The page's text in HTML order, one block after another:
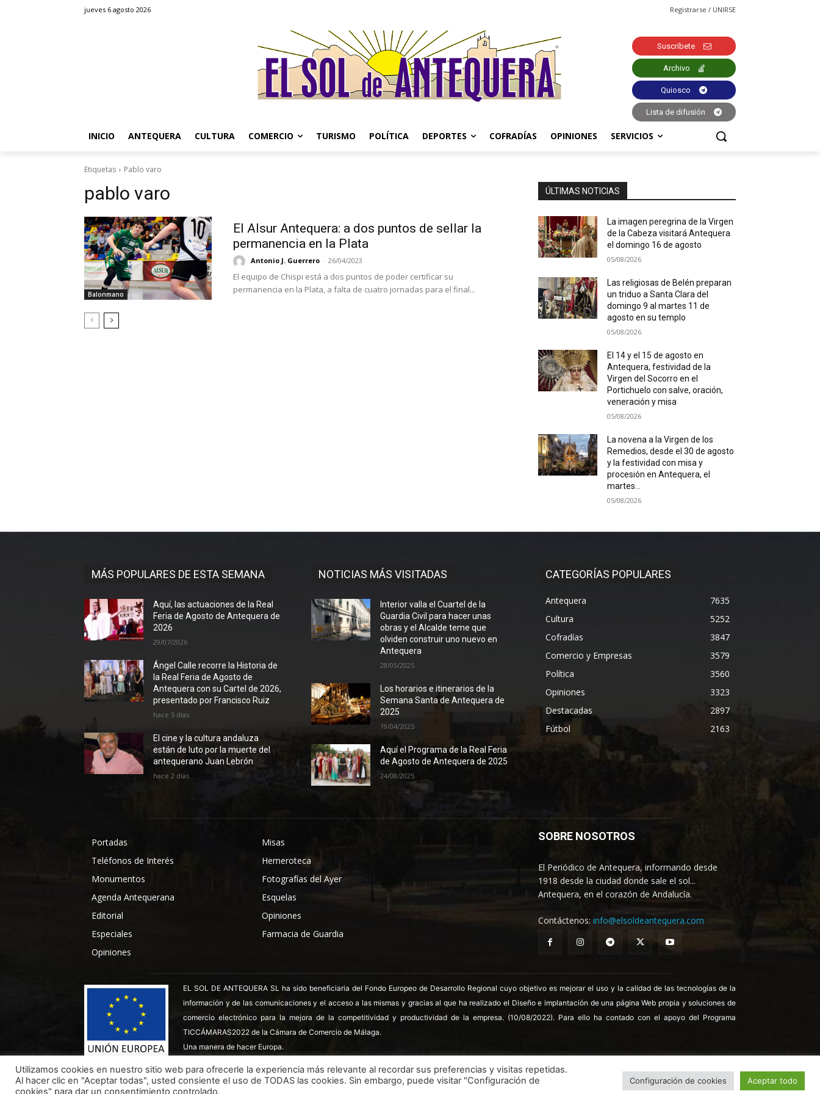
jueves 6 agosto 2026 Registrarse / UNIRSE
Suscríbete
Archivo
Quiosco
Lista de difusión
INICIO ANTEQUERA CULTURA COMERCIO TURISMO POLÍTICA DEPORTES COFRADÍAS OPINIONES SERVICIOS
Etiquetas Pablo varo
pablo varo
Balonmano
El Alsur Antequera: a dos puntos de sellar la
permanencia en la Plata
Antonio J. Guerrero - 26/04/2023
El equipo de Chispi está a dos puntos de poder certificar su
permanencia en la Plata, a falta de cuatro jornadas para el final...
ÚLTIMAS NOTICIAS
La imagen peregrina de la Virgen
de la Cabeza visitará Antequera
el domingo 16 de agosto
05/08/2026
Las religiosas de Belén preparan
un triduo a Santa Clara del
domingo 9 al martes 11 de
agosto en su templo
05/08/2026
El 14 y el 15 de agosto en
Antequera, festividad de la
Virgen del Socorro en el
Portichuelo con salve, oración,
veneración y misa
05/08/2026
La novena a la Virgen de los
Remedios, desde el 30 de agosto
y la festividad con misa y
procesión en Antequera, el
martes...
05/08/2026
MÁS POPULARES DE ESTA SEMANA
Aquí, las actuaciones de la Real
Feria de Agosto de Antequera de
2026
29/07/2026
Ángel Calle recorre la Historia de
la Real Feria de Agosto de
Antequera con su Cartel de 2026,
presentado por Francisco Ruiz
hace 5 días
El cine y la cultura andaluza
están de luto por la muerte del
antequerano Juan Lebrón
hace 2 días
NOTICIAS MÁS VISITADAS
Interior valla el Cuartel de la
Guardia Civil para hacer unas
obras y el Alcalde teme que
olviden construir uno nuevo en
Antequera
28/05/2025
Los horarios e itinerarios de la
Semana Santa de Antequera de
2025
19/04/2025
Aquí el Programa de la Real Feria
de Agosto de Antequera de 2025
24/08/2025
CATEGORÍAS POPULARES
Antequera
7635
Cultura
5252
Cofradías
3847
Comercio y Empresas
3579
Política
3560
Opiniones
3323
Destacadas
2897
Fútbol
2163
Portadas
Teléfonos de Interés
Monumentos
Agenda Antequerana
Editorial
Especiales
Opiniones
Misas
Hemeroteca
Fotografías del Ayer
Esquelas
Opiniones
Farmacia de Guardia
SOBRE NOSOTROS
El Periódico de Antequera, informando desde
1918 desde la ciudad donde sale el sol...
Antequera, en el corazón de Andalucía.
Contáctenos: info@elsoldeantequera.com
EL SOL DE ANTEQUERA SL ha sido beneficiaria del Fondo Europeo de Desarrollo Regional cuyo objetivo es mejorar el uso y la calidad de las tecnologías de la
información y de las comunicaciones y el acceso a las mismas y gracias al que ha realizado el Diseño e implantación de una página Web propia y soluciones de
comercio electrónico para la mejora de la competitividad y productividad de la empresa. (10/08/2022). Para ello ha contado con el apoyo del Programa
TICCÁMARAS2022 de la Cámara de Comercio de Málaga.
Una manera de hacer Europa.
Todos los derechos reservados ©Dinan - 2026 LSSICE Términos y condiciones Política de Cookies Política de Privacidad
Aviso legal
Utilizamos cookies en nuestro sitio web para ofrecerle la experiencia más relevante al recordar sus preferencias y visitas repetidas.
Al hacer clic en "Aceptar todas", usted consiente el uso de TODAS las cookies. Sin embargo, puede visitar "Configuración de
cookies" para dar un consentimiento controlado.
Configuración de cookies Aceptar todo